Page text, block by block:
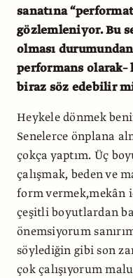
sanatına
gözlemleniyor. Bu
olması
performans olarak–
biraz söz edebilir
Heykele dönmek
Senelerce önplana
çokça yaptım. Üç
çalışmak, beden ve
form vermek,mekân
çeşitli boyutlardan
önemsiyorum
söylediğin gibi son
çok çalışıyorum